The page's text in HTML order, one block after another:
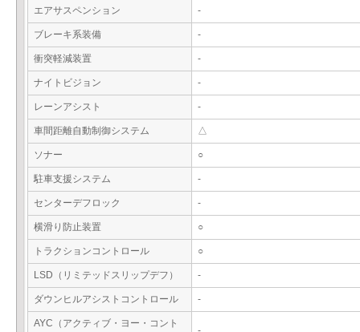
エアサスペンション -
ブレーキ系装備 -
衝突軽減装置 -
ナイトビジョン -
レーンアシスト -
車間距離自動制御システム △
ソナー ○
駐車支援システム -
センターデフロック -
横滑り防止装置 ○
トラクションコントロール ○
LSD（リミテッドスリップデフ） -
ダウンヒルアシストコントロール -
AYC（アクティブ・ヨー・コント